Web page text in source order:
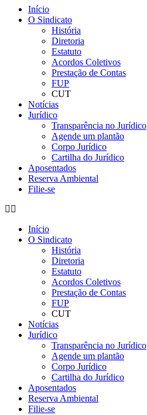
Início
O Sindicato
História
Diretoria
Estatuto
Acordos Coletivos
Prestação de Contas
FUP
CUT
Notícias
Jurídico
Transparência no Jurídico
Agende um plantão
Corpo Jurídico
Cartilha do Jurídico
Aposentados
Reserva Ambiental
Filie-se
Início
O Sindicato
História
Diretoria
Estatuto
Acordos Coletivos
Prestação de Contas
FUP
CUT
Notícias
Jurídico
Transparência no Jurídico
Agende um plantão
Corpo Jurídico
Cartilha do Jurídico
Aposentados
Reserva Ambiental
Filie-se